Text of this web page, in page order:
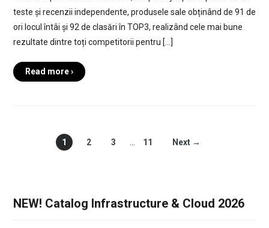
teste și recenzii independente, produsele sale obținând de 91 de
ori locul întâi și 92 de clasări în TOP3, realizând cele mai bune
rezultate dintre toți competitorii pentru […]
Read more ›
1 2 3 … 11 Next →
NEW! Catalog Infrastructure & Cloud 2026